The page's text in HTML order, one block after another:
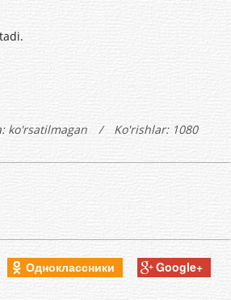
ko'rsatilmagan / Ko'rishlar: 1080
Одноклассники Google+